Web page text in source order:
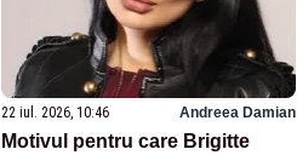
22 iul. 2026, 10:46 Andreea Damian
Motivul pentru care Brigitte